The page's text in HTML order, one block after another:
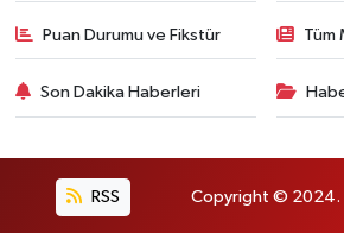
Puan Durumu ve Fikstür Tüm
Son Dakika Haberleri
RSS Copyright © 2024.